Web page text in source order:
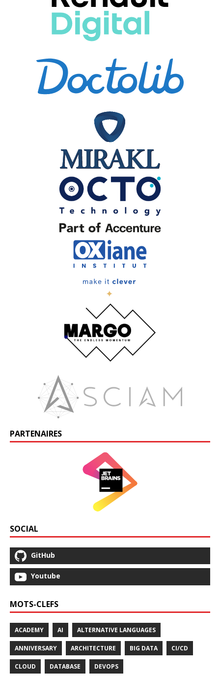
PARTENAIRES
SOCIAL
GitHub
Youtube
MOTS-CLEFS
ACADEMY AI ALTERNATIVE LANGUAGES
ANNIVERSARY ARCHITECTURE BIG DATA CI/CD
CLOUD DATABASE DEVOPS